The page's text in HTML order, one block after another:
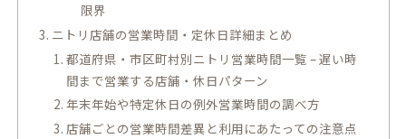
限界
ニトリ店舗の営業時間・定休日詳細まとめ
都道府県・市区町村別ニトリ営業時間一覧 – 遅い時
間まで営業する店舗・休日パターン
年末年始や特定休日の例外営業時間の調べ方
店舗ごとの営業時間差異と利用にあたっての注意点